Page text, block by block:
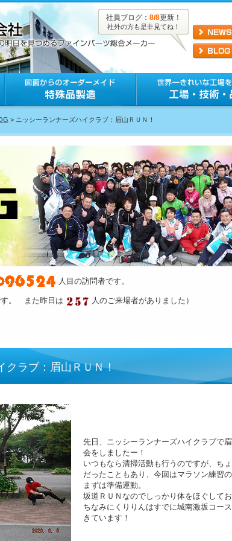
社員ブログ： 8/8更新！
社外の方も是非見てね！
> ニッシーランナーズハイクラブ：眉山ＲＵＮ！
人目の訪問者です。
す。 また昨日は 人のご来場者がありました）
クラブ：眉山ＲＵＮ！
先日、ニッシーランナーズハイクラブで
会をしましたー！
いつもなら清掃活動も行うのですが、ち
だったこともあり、今回はマラソン練習
まずは準備運動。
坂道ＲＵＮなのでしっかり体をほぐしてお
ちなみにくりりんはすでに城南激坂コー
きています！